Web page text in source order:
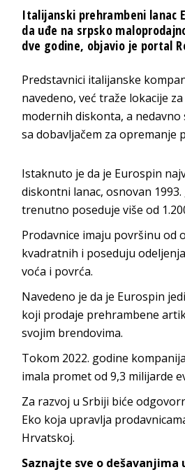
Italijanski prehrambeni lanac
da uđe na srpsko
dve godine, objavio je portal
Predstavnici italijanske
navedeno, već traže lokacije
modernih diskonta, a
sa dobavljačem za opremanje
Istaknuto je da je Eurospin
diskontni lanac, osnovan
trenutno poseduje više od
Prodavnice imaju površinu od
kvadratnih i poseduju
voća i povrća.
Navedeno je da je Eurospin
koji prodaje prehrambene
svojim brendovima.
Tokom 2022. godine
imala promet od 9,3 milijarde
Za razvoj u Srbiji biće
Eko koja upravlja
Hrvatskoj.
Saznajte sve o dešavanjima